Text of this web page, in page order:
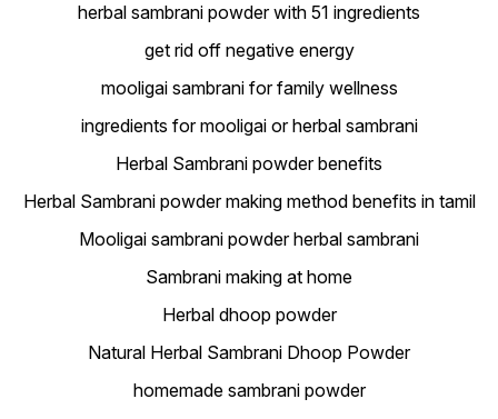
herbal sambrani powder with 51 ingredients
get rid off negative energy
mooligai sambrani for family wellness
ingredients for mooligai or herbal sambrani
Herbal Sambrani powder benefits
Herbal Sambrani powder making method benefits in tamil
Mooligai sambrani powder herbal sambrani
Sambrani making at home
Herbal dhoop powder
Natural Herbal Sambrani Dhoop Powder
homemade sambrani powder